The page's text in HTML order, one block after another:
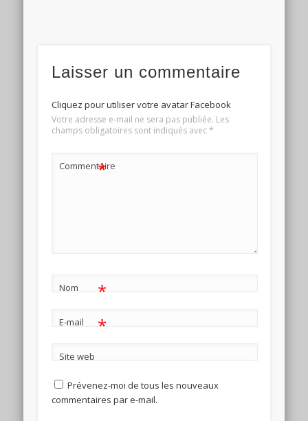
Laisser un commentaire
Cliquez pour utiliser votre avatar Facebook
Votre adresse e-mail ne sera pas publiée. Les
champs obligatoires sont indiqués avec*
Commentaire
*
Nom *
E-mail *
Site web
Prévenez-moi de tous les nouveaux
commentaires par e-mail.